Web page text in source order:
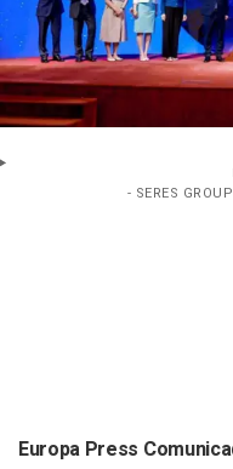
- SERES
Europa Press